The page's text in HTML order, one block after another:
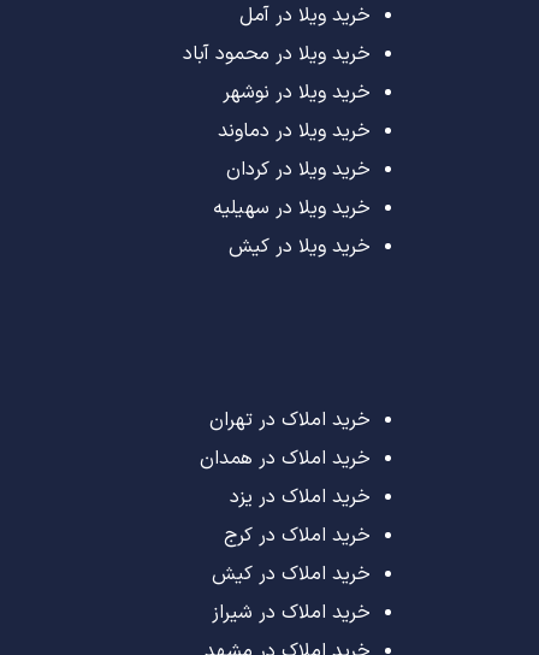
خرید ویلا در آمل
خرید ویلا در محمود آباد
خرید ویلا در نوشهر
خرید ویلا در دماوند
خرید ویلا در کردان
خرید ویلا در سهیلیه
خرید ویلا در کیش
خرید املاک در تهران
خرید املاک در همدان
خرید املاک در یزد
خرید املاک در کرج
خرید املاک در کیش
خرید املاک در شیراز